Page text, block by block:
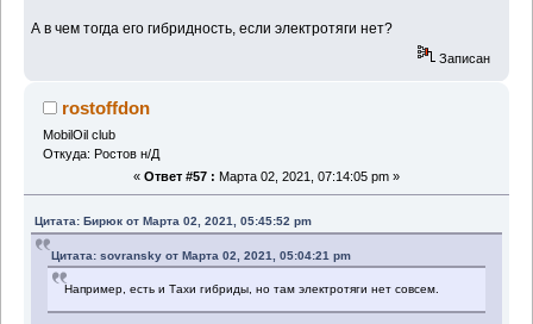
А в чем тогда его гибридность, если электротяги нет?
Записан
rostoffdon
MobilOil club
Откуда: Ростов н/Д
« Ответ #57 : Марта 02, 2021, 07:14:05 pm »
Цитата: Бирюк от Марта 02, 2021, 05:45:52 pm
Цитата: sovransky от Марта 02, 2021, 05:04:21 pm
Например, есть и Тахи гибриды, но там электротяги нет совсем.